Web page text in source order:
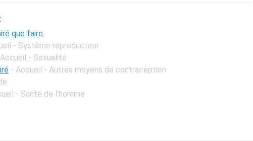
que faire
- Système reproducteur
- Sexualité
- Accueil - Autres moyens de contraception
- Santé de l'homme